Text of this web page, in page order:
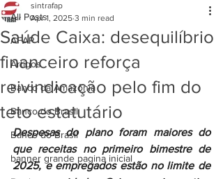
All Posts
AFAP
Artigos
Banco da Amazônia
Banco do Brasil
Banco do Brasil
banner grande pagina inicial
Saúde Caixa: desequilíbrio
financeiro reforça
reivindicação pelo fim do
teto estatutário
sintrafap
Apr 1, 2025 3 min read
Despesas do plano foram maiores do
que receitas no primeiro bimestre de
2025, e empregados estão no limite de